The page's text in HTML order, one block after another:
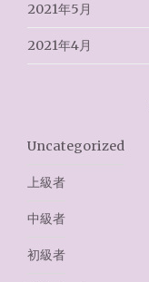
2021年5月
2021年4月
Uncategorized
上級者
中級者
初級者